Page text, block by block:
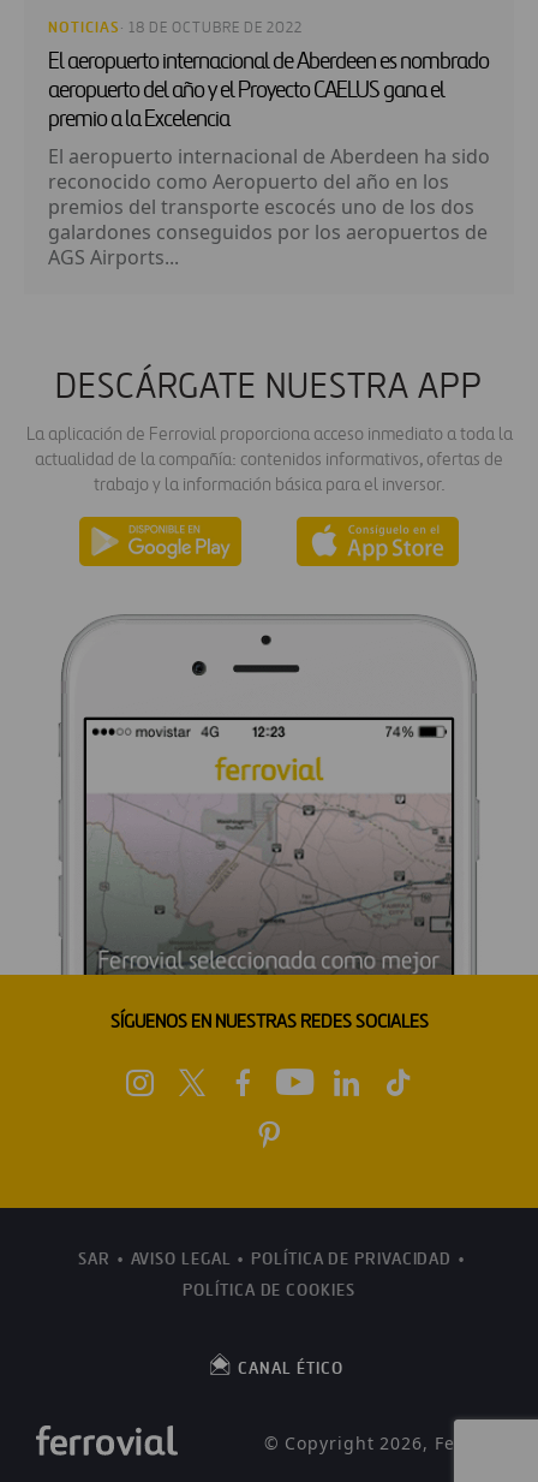
NOTICIAS · 18 DE OCTUBRE DE 2022
El aeropuerto internacional de Aberdeen es nombrado
aeropuerto del año y el Proyecto CAELUS gana el
premio a la Excelencia
El aeropuerto internacional de Aberdeen ha sido
reconocido como Aeropuerto del año en los
premios del transporte escocés uno de los dos
galardones conseguidos por los aeropuertos de
AGS Airports...
DESCÁRGATE NUESTRA APP
La aplicación de Ferrovial proporciona acceso inmediato a toda la
actualidad de la compañía: contenidos informativos, ofertas de
trabajo y la información básica para el inversor.
SÍGUENOS EN NUESTRAS REDES SOCIALES
SAR AVISO LEGAL
POLÍTICA DE PRIVACIDAD
POLÍTICA DE COOKIES
CANAL ÉTICO
© Copyright 2026, Ferrovial